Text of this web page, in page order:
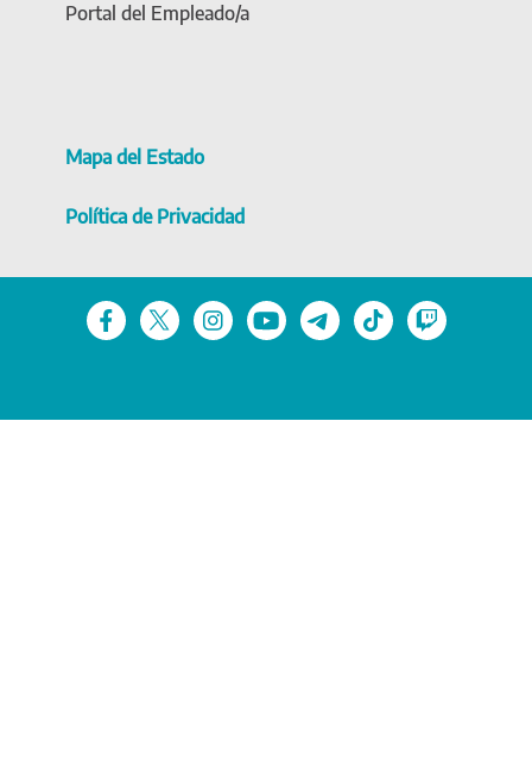
Portal del Empleado/a
Mapa del Estado
Política de Privacidad